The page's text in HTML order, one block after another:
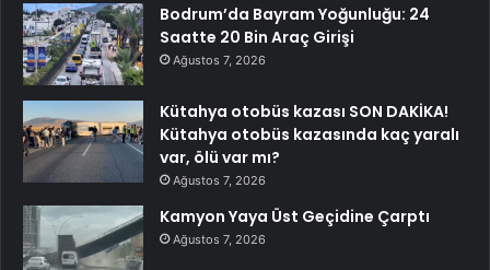
Bodrum’da Bayram Yoğunluğu: 24
Saatte 20 Bin Araç Girişi
Ağustos 7, 2026
Kütahya otobüs kazası SON DAKİKA!
Kütahya otobüs kazasında kaç yaralı
var, ölü var mı?
Ağustos 7, 2026
Kamyon Yaya Üst Geçidine Çarptı
Ağustos 7, 2026